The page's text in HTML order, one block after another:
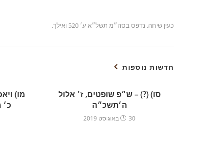
כעין שיחה. נדפס בסה״מ תשל״א ע׳ 520 ואילך.
חדשות נוספות
מו)
סו) (?) – ש״פ שופטים, ז׳ אלול
ה׳תשכ״ה
30 באוגוסט 2019